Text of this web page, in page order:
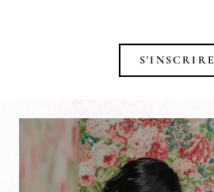
S'INSCRIRE